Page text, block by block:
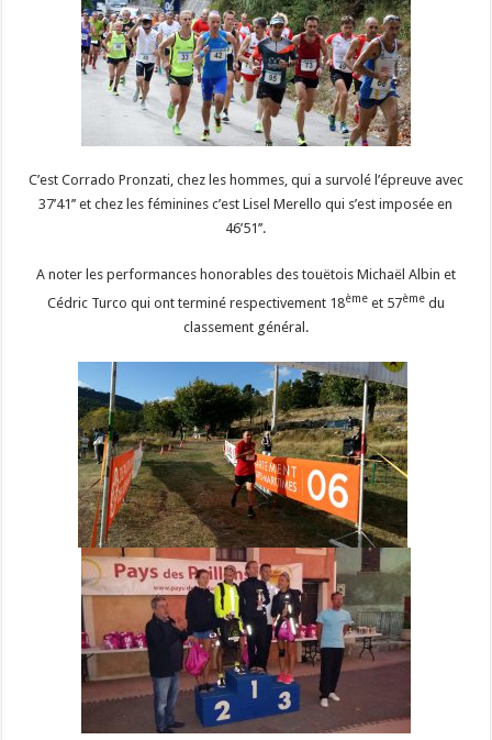
C’est Corrado Pronzati, chez les hommes, qui a survolé l’épreuve avec
37’41’’ et chez les féminines c’est Lisel Merello qui s’est imposée en
46’51’’.
A noter les performances honorables des touëtois Michaël Albin et
Cédric Turco qui ont terminé respectivement 18èmeet 57èmedu
classement général.